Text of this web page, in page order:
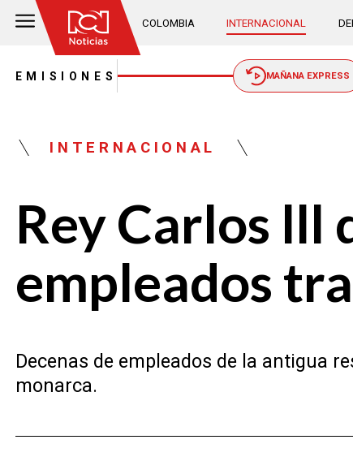
COLOMBIA INTERNACIONAL
EMISIONES MAÑANA EXPRESS
INTERNACIONAL
Rey Carlos lll
empleados
Decenas de empleados de la antigua
monarca.